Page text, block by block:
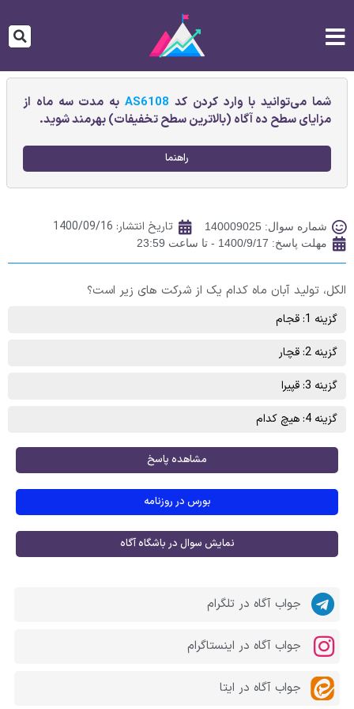
شما می‌توانید با وارد کردن کد AS6108به مدت سه ماه از
مزایای سطح ده آگاه (بالاترین سطح تخفیفات) بهرمند شوید.
راهنما
شماره سوال: 140009025 تاریخ انتشار: 1400/09/16
مهلت پاسخ: 1400/9/17 - تا ساعت 23:59
الکل، تولید آبان ماه کدام یک از شرکت های زیر است؟
گزینه 1: قجام
گزینه 2: قچار
گزینه 3: قپیرا
گزینه 4: هیچ کدام
مشاهده پاسخ
بورس در روزنامه
نمایش سوال در باشگاه آگاه
جواب آگاه در تلگرام
جواب آگاه در اینستاگرام
جواب آگاه در ایتا